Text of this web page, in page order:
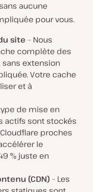
aucune
pour vous.
site – Nous
complète des
sans extension
Votre cache
et à
de mise en
actifs sont stockés
proches
le
% juste en
(CDN) – Les